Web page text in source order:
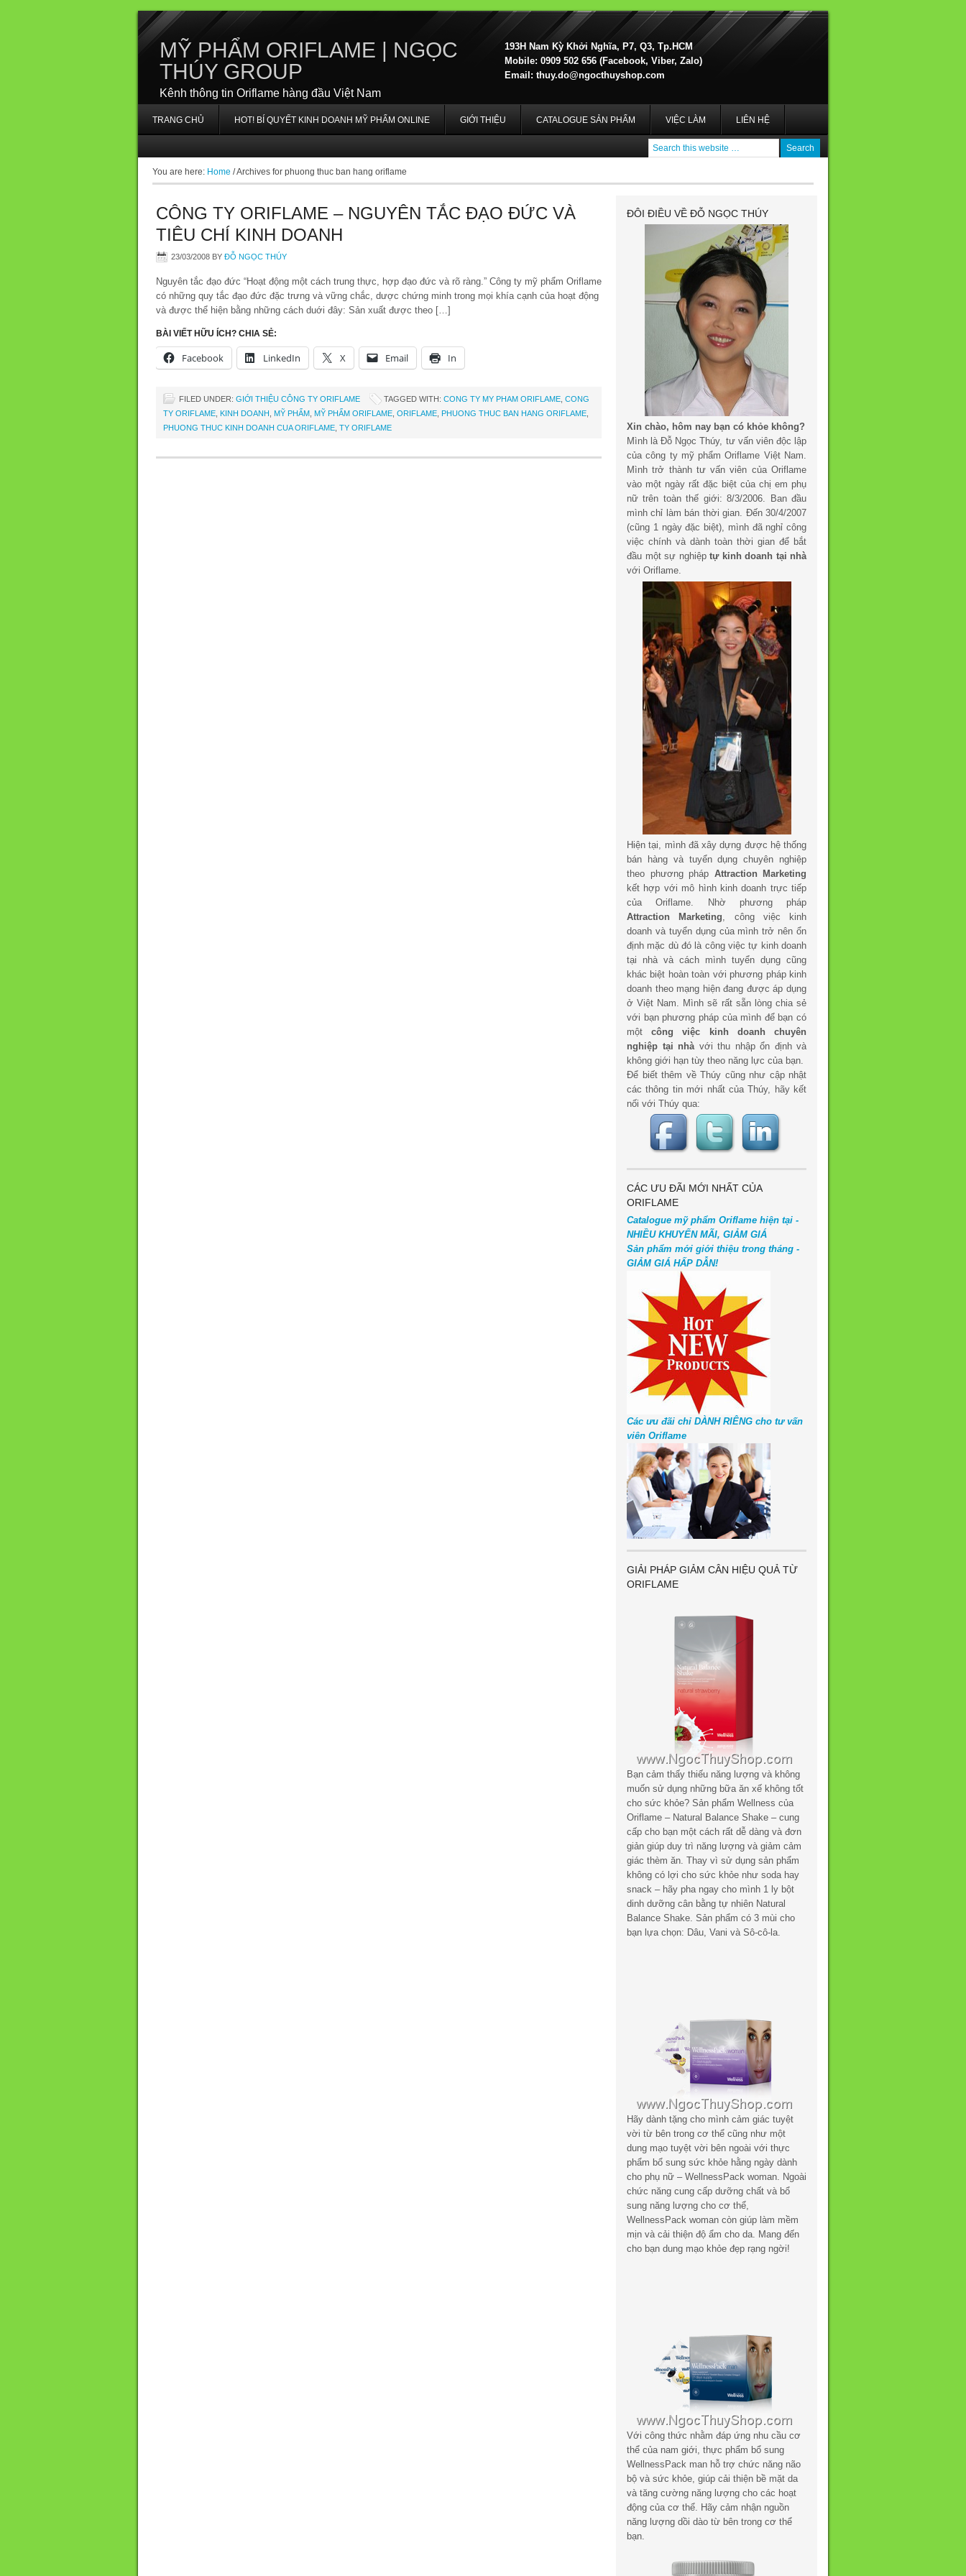
MỸ PHẨM ORIFLAME | NGỌC
THÚY GROUP
Kênh thông tin Oriflame hàng đầu Việt Nam
193H Nam Kỳ Khởi Nghĩa, P7, Q3, Tp.HCM
Mobile: 0909 502 656 (Facebook, Viber, Zalo)
Email: thuy.do@ngocthuyshop.com
TRANG CHỦ HOT! BÍ QUYẾT KINH DOANH MỸ PHẨM ONLINE GIỚI THIỆU CATALOGUE SẢN PHẨM VIỆC LÀM LIÊN HỆ
You are here: Home /Archives for phuong thuc ban hang oriflame
CÔNG TY ORIFLAME – NGUYÊN TẮC ĐẠO ĐỨC VÀ
TIÊU CHÍ KINH DOANH
23/03/2008 BY ĐỖ NGỌC THÚY
Nguyên tắc đạo đức “Hoạt động một cách trung thực, hợp đạo đức và rõ ràng.” Công ty mỹ phẩm Oriflame
có những quy tắc đạo đức đặc trưng và vững chắc, dược chứng minh trong mọi khía cạnh của hoạt động
và được thể hiện bằng những cách duới đây: Sản xuất được theo […]
BÀI VIẾT HỮU ÍCH? CHIA SẺ:
Facebook LinkedIn X Email In
FILED UNDER: GIỚI THIỆU CÔNG TY ORIFLAME TAGGED WITH: CONG TY MY PHAM ORIFLAME CONG
TY ORIFLAME KINH DOANH MỸ PHẨM MỸ PHẨM ORIFLAME ORIFLAME PHUONG THUC BAN HANG ORIFLAME
PHUONG THUC KINH DOANH CUA ORIFLAME TY ORIFLAME
ĐÔI ĐIỀU VỀ ĐỖ NGỌC THÚY
Xin chào, hôm nay bạn có khỏe không?
Mình là Đỗ Ngọc Thúy, tư vấn viên độc lập
của công ty mỹ phẩm Oriflame Việt Nam.
Mình trở thành tư vấn viên của Oriflame
vào một ngày rất đặc biệt của chị em phụ
nữ trên toàn thế giới: 8/3/2006. Ban đầu
mình chỉ làm bán thời gian. Đến 30/4/2007
(cũng 1 ngày đặc biệt), mình đã nghỉ công
việc chính và dành toàn thời gian để bắt
đầu một sự nghiệp tự kinh doanh tại nhà
với Oriflame.
Hiện tại, mình đã xây dựng được hệ thống
bán hàng và tuyển dụng chuyên nghiệp
theo phương pháp Attraction Marketing
kết hợp với mô hình kinh doanh trực tiếp
của Oriflame. Nhờ phương pháp
Attraction Marketing, công việc kinh
doanh và tuyển dụng của mình trở nên ổn
định mặc dù đó là công việc tự kinh doanh
tại nhà và cách mình tuyển dụng cũng
khác biệt hoàn toàn với phương pháp kinh
doanh theo mạng hiện đang được áp dụng
ở Việt Nam. Mình sẽ rất sẵn lòng chia sẻ
với bạn phương pháp của mình để bạn có
mộtcông việc kinh doanh chuyên
nghiệp tại nhàvới thu nhập ổn định và
không giới hạn tùy theo năng lực của bạn.
Để biết thêm về Thúy cũng như cập nhật
các thông tin mới nhất của Thúy, hãy kết
nối với Thúy qua:
CÁC ƯU ĐÃI MỚI NHẤT CỦA
ORIFLAME
Catalogue mỹ phẩm Oriflame hiện tại -
NHIỀU KHUYẾN MÃI, GIẢM GIÁ
Sản phẩm mới giới thiệu trong tháng -
GIẢM GIÁ HẤP DẪN!
Các ưu đãi chỉ DÀNH RIÊNG cho tư vấn
viên Oriflame
GIẢI PHÁP GIẢM CÂN HIỆU QUẢ TỪ
ORIFLAME
Bạn cảm thấy thiếu năng lượng và không
muốn sử dụng những bữa ăn xế không tốt
cho sức khỏe? Sản phẩm Wellness của
Oriflame – Natural Balance Shake – cung
cấp cho bạn một cách rất dễ dàng và đơn
giản giúp duy trì năng lượng và giảm cảm
giác thèm ăn. Thay vì sử dụng sản phẩm
không có lợi cho sức khỏe như soda hay
snack – hãy pha ngay cho mình 1 ly bột
dinh dưỡng cân bằng tự nhiên Natural
Balance Shake. Sản phẩm có 3 mùi cho
bạn lựa chọn: Dâu, Vani và Sô-cô-la.
Hãy dành tặng cho mình cảm giác tuyệt
vời từ bên trong cơ thể cũng như một
dung mạo tuyệt vời bên ngoài với thực
phẩm bổ sung sức khỏe hằng ngày dành
cho phụ nữ – WellnessPack woman. Ngoài
chức năng cung cấp dưỡng chất và bổ
sung năng lượng cho cơ thể,
WellnessPack woman còn giúp làm mềm
mịn và cải thiện độ ẩm cho da. Mang đến
cho bạn dung mạo khỏe đẹp rạng ngời!
Với công thức nhằm đáp ứng nhu cầu cơ
thể của nam giới, thực phẩm bổ sung
WellnessPack man hỗ trợ chức năng não
bộ và sức khỏe, giúp cải thiện bề mặt da
và tăng cường năng lượng cho các hoạt
động của cơ thể. Hãy cảm nhận nguồn
năng lượng dồi dào từ bên trong cơ thể
bạn.